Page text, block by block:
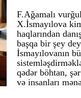
F.Ağamalı
X.İsmayılova
haqlarından
başqa bir şey
İsmayılovanın
qədər böhtan,
və insanları